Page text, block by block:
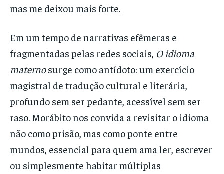
mas me deixou mais forte.
Em um tempo de narrativas efêmeras e
fragmentadas pelas redes sociais, O idioma
maternosurge como antídoto: um exercício
magistral de tradução cultural e literária,
profundo sem ser pedante, acessível sem ser
raso. Morábito nos convida a revisitar o idioma
não como prisão, mas como ponte entre
mundos, essencial para quem ama ler, escrever
ou simplesmente habitar múltiplas